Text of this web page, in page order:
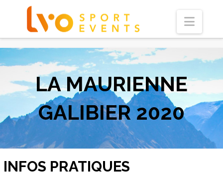
LA MAURIENNE
GALIBIER 2020
INFOS PRATIQUES